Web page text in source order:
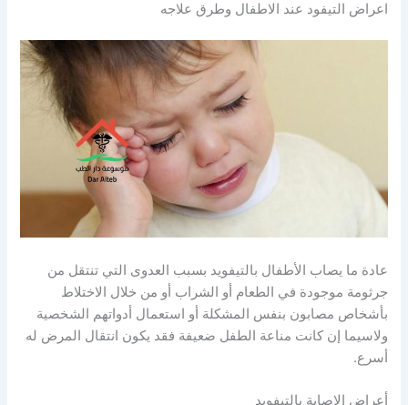
اعراض التيفود عند الاطفال وطرق علاجه
عادة ما يصاب الأطفال بالتيفويد بسبب العدوى التي تنتقل من
جرثومة موجودة في الطعام أو الشراب أو من خلال الاختلاط
بأشخاص مصابون بنفس المشكلة أو استعمال أدواتهم الشخصية
ولاسيما إن كانت مناعة الطفل ضعيفة فقد يكون انتقال المرض له
أسرع.
أعراض الإصابة بالتيفويد